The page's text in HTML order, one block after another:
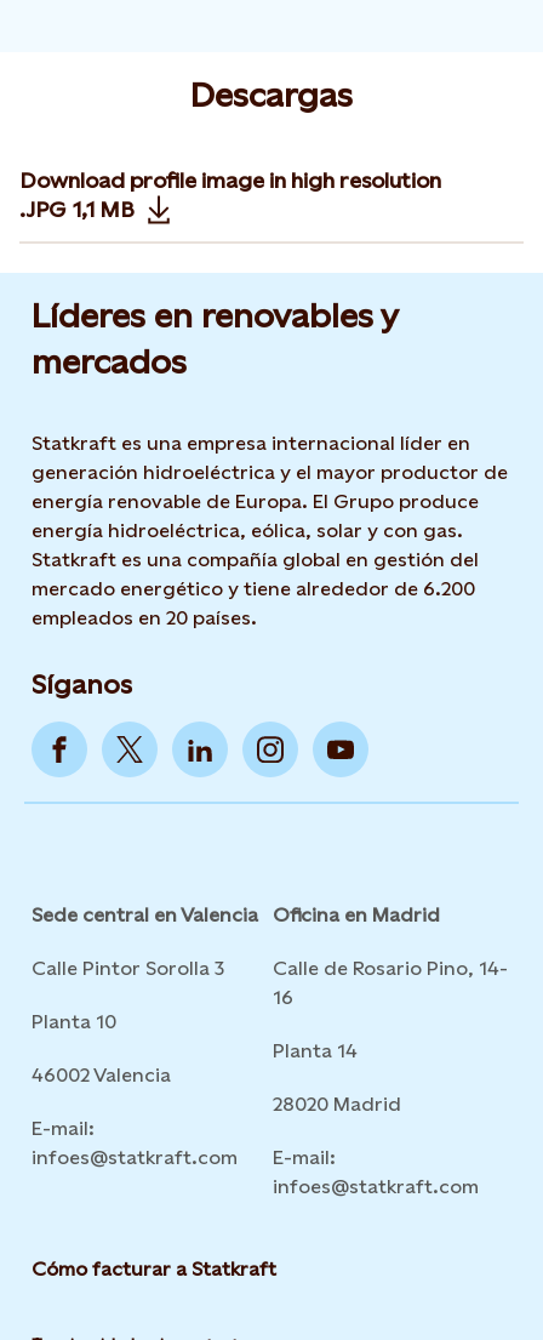
Descargas
Download profile image in high resolution
.JPG 1,1 MB
Opens in new tab or window
Líderes en renovables y
mercados
Statkraft es una empresa internacional líder en
generación hidroeléctrica y el mayor productor de
energía renovable de Europa. El Grupo produce
energía hidroeléctrica, eólica, solar y con gas.
Statkraft es una compañía global en gestión del
mercado energético y tiene alrededor de 6.200
empleados en 20 países.
Síganos
Sede central en Valencia
Calle Pintor Sorolla 3
Planta 10
46002 Valencia
E-mail:
infoes@statkraft.com
Oficina en Madrid
Calle de Rosario Pino, 14-
16
Planta 14
28020 Madrid
E-mail:
infoes@statkraft.com
Cómo facturar a Statkraft